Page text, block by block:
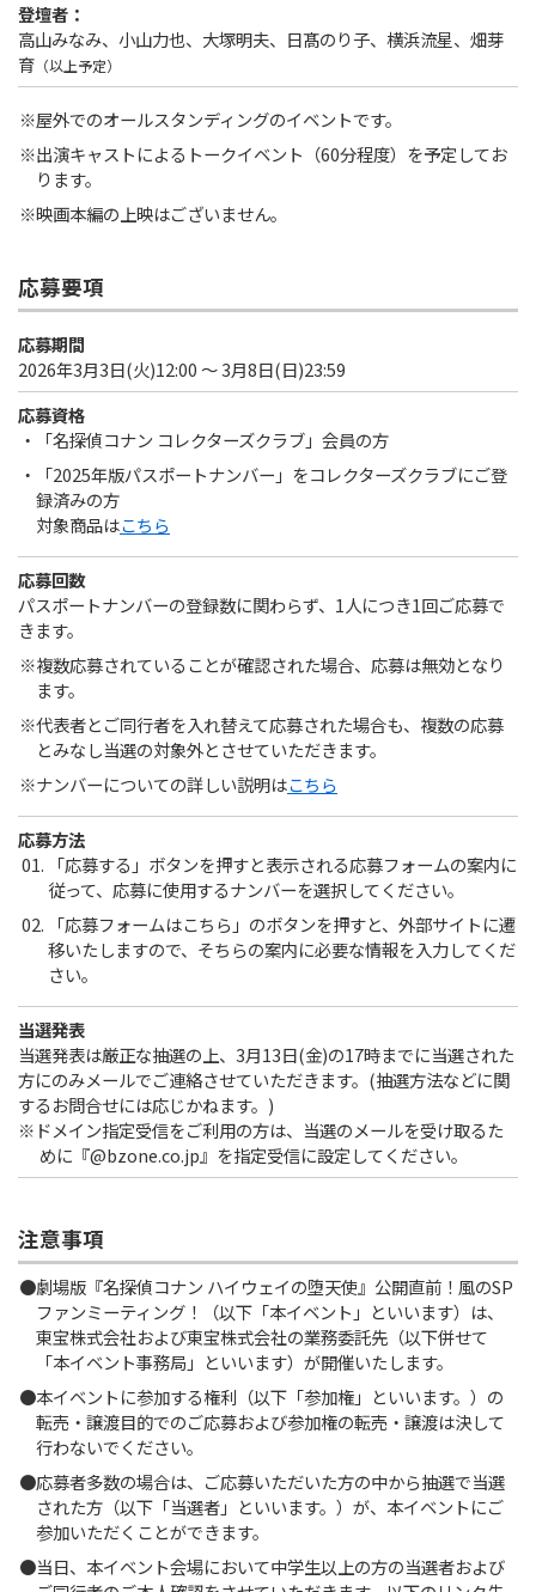
登壇者：
高山みなみ、小山力也、大塚明夫、日髙のり子、横浜流星、畑芽
育 （以上予定）
屋外でのオールスタンディングのイベントです。
出演キャストによるトークイベント（60分程度）を予定してお
ります。
映画本編の上映はございません。
応募要項
応募期間
2026年3月3日(火)12:00 ～ 3月8日(日)23:59
応募資格
「名探偵コナン コレクターズクラブ」会員の方
「2025年版パスポートナンバー」をコレクターズクラブにご登
録済みの方
対象商品はこちら
応募回数
パスポートナンバーの登録数に関わらず、1人につき1回ご応募で
きます。
複数応募されていることが確認された場合、応募は無効となり
ます。
代表者とご同行者を入れ替えて応募された場合も、複数の応募
とみなし当選の対象外とさせていただきます。
ナンバーについての詳しい説明はこちら
応募方法
「応募する」ボタンを押すと表示される応募フォームの案内に
従って、応募に使用するナンバーを選択してください。
「応募フォームはこちら」のボタンを押すと、外部サイトに遷
移いたしますので、そちらの案内に必要な情報を入力してくだ
さい。
当選発表
当選発表は厳正な抽選の上、3月13日(金)の17時までに当選された
方にのみメールでご連絡させていただきます。(抽選方法などに関
するお問合せには応じかねます。)
※ドメイン指定受信をご利用の方は、当選のメールを受け取るた
めに『@bzone.co.jp』を指定受信に設定してください。
注意事項
劇場版『名探偵コナン ハイウェイの堕天使』公開直前！風のSP
ファンミーティング！（以下「本イベント」といいます）は、
東宝株式会社および東宝株式会社の業務委託先（以下併せて
「本イベント事務局」といいます）が開催いたします。
本イベントに参加する権利（以下「参加権」といいます。）の
転売・譲渡目的でのご応募および参加権の転売・譲渡は決して
行わないでください。
応募者多数の場合は、ご応募いただいた方の中から抽選で当選
された方（以下「当選者」といいます。）が、本イベントにご
参加いただくことができます。
当日、本イベント会場において中学生以上の方の当選者および